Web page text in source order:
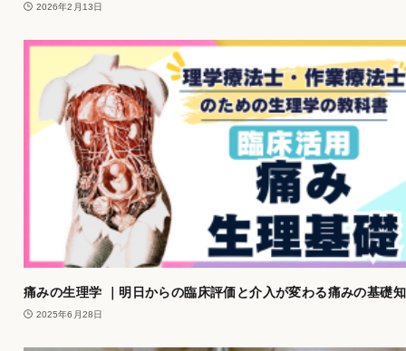
2026年2月13日
痛みの生理学 ｜明日からの臨床評価と介入が変わる痛みの基礎
2025年6月28日